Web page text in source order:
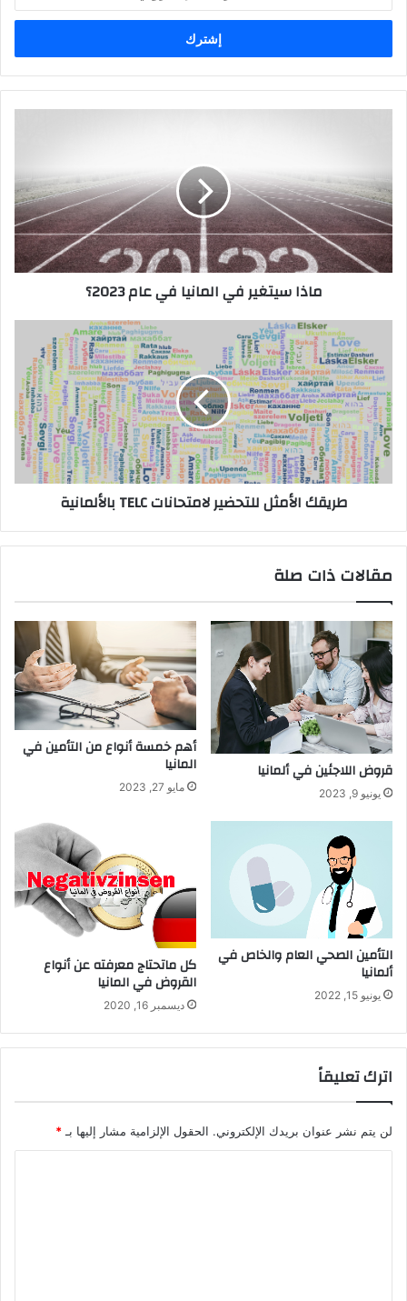
الإلكتروني
في
عام
2023؟
ماذا سيتغير في المانيا في عام 2023؟
الأمثل
للتحضير
لامتحانات
TELC
بالألمانية
طريقك الأمثل للتحضير لامتحانات TELC بالألمانية
مقالات ذات صلة
قروض اللاجئين في ألمانيا
يونيو 9, 2023
أهم خمسة أنواع من التأمين في
المانيا
مايو 27, 2023
التأمين الصحي العام والخاص في
ألمانيا
يونيو 15, 2022
كل ماتحتاج معرفته عن أنواع
القروض في المانيا
ديسمبر 16, 2020
اترك تعليقاً
لن يتم نشر عنوان بريدك الإلكتروني. الحقول الإلزامية مشار إليها بـ *